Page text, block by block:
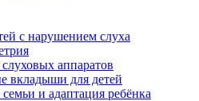
с нарушением слуха
аппаратов
вкладыши для детей
и адаптация ребёнка